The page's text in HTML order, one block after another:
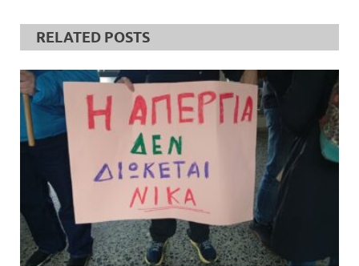
RELATED POSTS